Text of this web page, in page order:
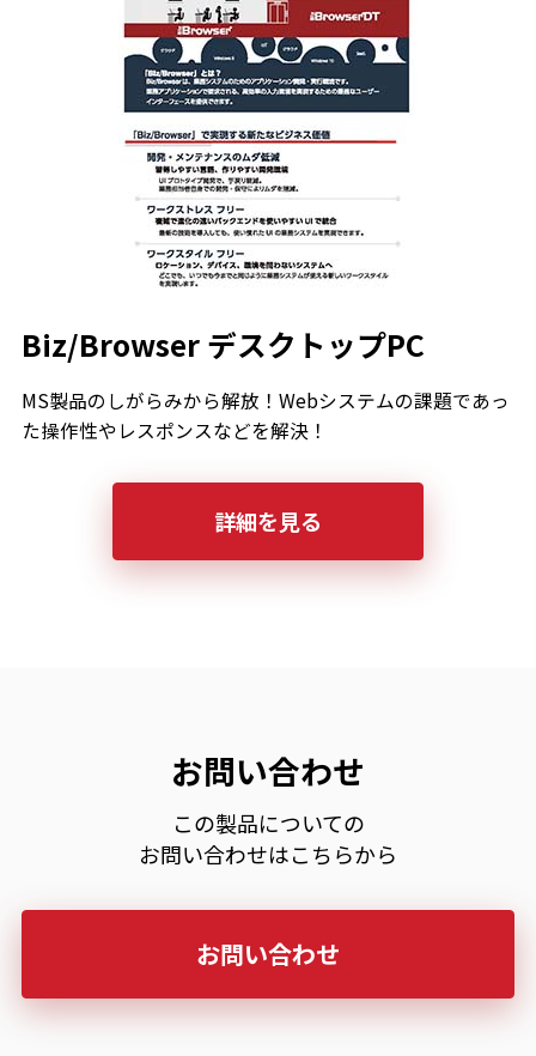
Biz/Browser デスクトップPC
MS製品のしがらみから解放！Webシステムの課題であっ
た操作性やレスポンスなどを解決！
詳細を見る
お問い合わせ
この製品についての
お問い合わせはこちらから
お問い合わせ